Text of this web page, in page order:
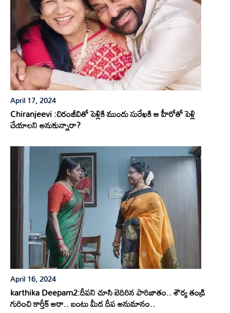
April 17, 2024
Chiranjeevi :చిరంజీవితో పెళ్లికి ముందు సురేఖకి ఆ హీరోతో పెళ్లి
చేయాలని అనుకున్నారా?
April 16, 2024
karthika Deepam2:దీపని చూసి బెదిరిన పారిజాతం.. శౌర్య తండ్రి
గురించి కార్తీక్ అరా.. బంటు మీద దీప అనుమానం..